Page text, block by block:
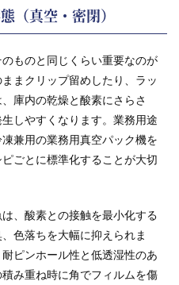
（真空・密閉）
ものと同じくらい重要なのが
まクリップ留めしたり、ラッ
庫内の乾燥と酸素にさらさ
しやすくなります。業務用途
兼用の業務用真空パック機を
ごとに標準化することが大切
、酸素との接触を最小化する
色落ちを大幅に抑えられま
ピンホール性と低透湿性のあ
み重ね時に角でフィルムを傷